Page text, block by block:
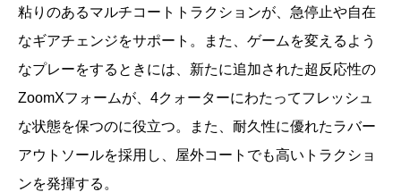
粘りのあるマルチコートトラクションが、急停止や自在
なギアチェンジをサポート。また、ゲームを変えるよう
なプレーをするときには、新たに追加された超反応性の
ZoomXフォームが、4クォーターにわたってフレッシュ
な状態を保つのに役立つ。また、耐久性に優れたラバー
アウトソールを採用し、屋外コートでも高いトラクショ
ンを発揮する。